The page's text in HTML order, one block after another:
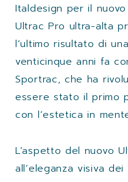
Italdesign per il
Ultrac Pro ultra-alta
l’ultimo risultato di
venticinque anni fa
Sportrac, che ha
essere stato il primo
con l’estetica in
L’aspetto del nuovo
all’eleganza visiva